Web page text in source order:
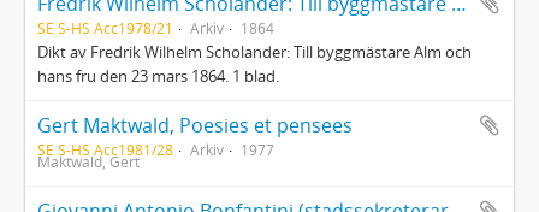
SE S-HS Acc1978/21 Arkiv 1864
Dikt av Fredrik Wilhelm Scholander: Till byggmästare Alm och
hans fru den 23 mars 1864. 1 blad.
Gert Maktwald, Poesies et pensees
SE S-HS Acc1981/28 Arkiv 1977
Maktwald, Gert